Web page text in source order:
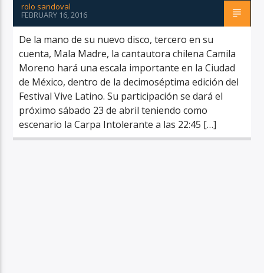
RadioAlternativo Live
rolo sandoval
FEBRUARY 16, 2016
De la mano de su nuevo disco, tercero en su
cuenta, Mala Madre, la cantautora chilena Camila
Moreno hará una escala importante en la Ciudad
de México, dentro de la decimoséptima edición del
Festival Vive Latino. Su participación se dará el
próximo sábado 23 de abril teniendo como
escenario la Carpa Intolerante a las 22:45 […]